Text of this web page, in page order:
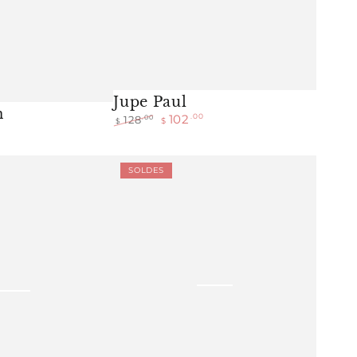
Jupe Paul
$ 128.00
vente
$ 102 .00
Maillot
SOLDES